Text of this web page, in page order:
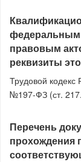
правовым
реквизиты
Трудовой кодекс
№197-ФЗ (ст.
Перечень
прохождения